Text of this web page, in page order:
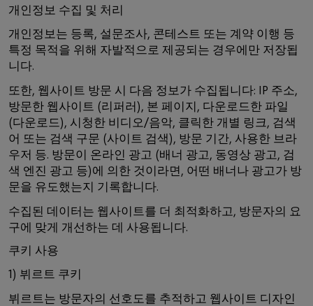
C-파트 정보
개인정보 수집 및 처리
개인정보는 등록, 설문조사, 콘테스트 또는 계약 이행 등
특정 목적을 위해 자발적으로 제공되는 경우에만 저장됩
니다.
또한, 웹사이트 방문 시 다음 정보가 수집됩니다: IP 주소,
방문한 웹사이트 (리퍼러), 본 페이지, 다운로드한 파일
(다운로드), 시청한 비디오/음악, 클릭한 개별 링크, 검색
어 또는 검색 구문 (사이트 검색), 방문 기간, 사용한 브라
우저 등. 방문이 온라인 광고 (배너 광고, 동영상 광고, 검
색 엔진 광고 등)에 의한 것이라면, 어떤 배너나 광고가 방
문을 유도했는지 기록합니다.
수집된 데이터는 웹사이트를 더 최적화하고, 방문자의 요
구에 맞게 개선하는 데 사용됩니다.
쿠키 사용
1) 뷔르트 쿠키
뷔르트는 방문자의 선호도를 추적하고 웹사이트 디자인